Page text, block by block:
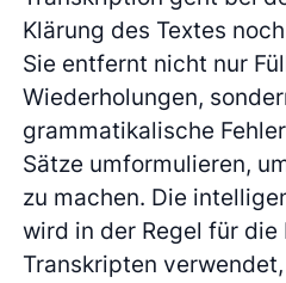
Klärung des Textes
Sie entfernt nicht nur
Wiederholungen,
grammatikalische
Sätze umformulieren,
zu machen. Die
wird in der Regel für die
Transkripten